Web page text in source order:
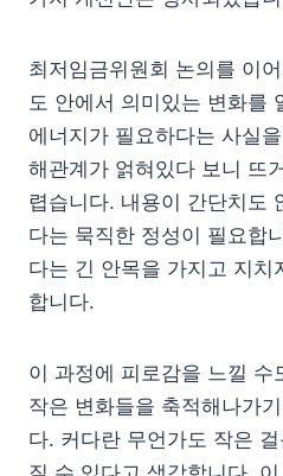
최저임금위원회 논의를 이
도 안에서 의미있는 변화를
에너지가 필요하다는 사실
해관계가 얽혀있다 보니 뜨
렵습니다. 내용이 간단치도
다는 묵직한 정성이 필요합
다는 긴 안목을 가지고 지치
합니다.
이 과정에 피로감을 느낄 수
작은 변화들을 축적해나가
다. 커다란 무언가도 작은